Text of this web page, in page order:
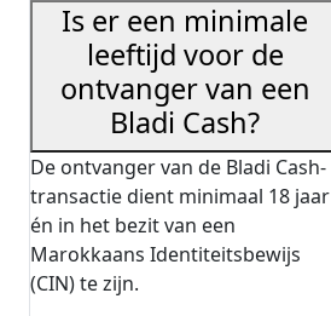
Is er een minimale
leeftijd voor de
ontvanger van een
Bladi Cash?
De ontvanger van de Bladi Cash-
transactie dient minimaal 18 jaar
én in het bezit van een
Marokkaans Identiteitsbewijs
(CIN) te zijn.